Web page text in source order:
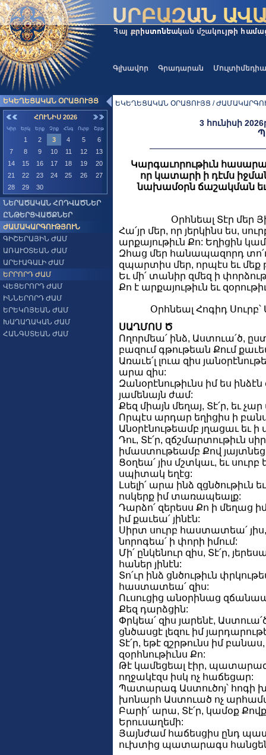
Գլխավոր Գրադարան Մուլտիմեդիա
ԵԿԵՂԵՑԱԿԱՆ ՕՐԱՑՈՒՅՑ
ՀՈՒՆԻՍ 2026
Կիր Երկ Երք Չրք Հնգ Ուրբ Շբթ
1 2 3 4 5
6
7
8 9 10 11 12
13
14
15 16 17 18 19
20
21
22 23 24 25 26
27
28
29 30
ՆԵՐԱԾԱԿԱՆ ՀՈԴՎԱԾՆԵՐ
ԸՆԹԵՐՑՎԱԾՔՆԵՐ
ԺԱՄԱԿԱՐԳՈՒԹՅՈՒՆ
ԳԻՇԵՐԱՅԻՆ ԺԱՄ
ԱՌԱՒՕՏԵԱՆ ԺԱՄ
ԱՐԵՒԱԳԱԼԻ ԺԱՄ
ԵՐՐՈՐԴ ԺԱՄ
ՎԵՑԵՐՈՐԴ ԺԱՄ
ԻՆՆԵՐՈՐԴ ԺԱՄ
ԵՐԵԿՈՅԵԱՆ ԺԱՄ
ԽԱՂԱՂԱԿԱՆ ԺԱՄ
ՀԱՆԳՍՏԵԱՆ ԺԱՄ
ԵԿԵՂԵՑԱԿԱՆ ՕՐԱՑՈՒՅՑ /
3 հունիսի
Կարգաւորութիւն
որ կատարի ի դէմս իջման
նախամօրն ճաշակման
Օրհնեալ Տէր մեր
Հա՛յր մեր, որ յերկինս ես,
արքայութիւն Քո: Եղիցին
Զհաց մեր հանապազորդ
զպարտիս մեր, որպէս եւ
Եւ մի՛ տանիր զմեզ ի
Քո է արքայութիւն եւ
Օրհնեալ Հոգիդ
ՍԱՂՄՈՍ Ծ
Ողորմեա՛ ինձ, Աստուա՛ծ,
բազում գթութեան Քում
Առաւե՛լ լուա զիս
արա զիս:
Զանօրէնութիւնս իմ ես
յամենայն ժամ:
Քեզ միայն մեղայ, Տէ՛ր, եւ
Որպէս արդար եղիցիս ի
Անօրէնութեամբ յղացաւ եւ ի
Դու, Տէ՛ր, զճշմարտութիւն
իմաստութեամբ Քով
Ցօղեա՛ յիս մշտկաւ, եւ սուրբ
սպիտակ եղէց:
Լսելի՛ արա ինձ զցնծութիւն
ոսկերք իմ տառապեալք:
Դարձո՛ զերեսս Քո ի մեղաց
իմ քաւեա՛ յինէն:
Սիրտ սուրբ հաստատեա՛ յիս,
նորոգեա՛ ի փորի իմում:
Մի՛ ընկենուր զիս, Տէ՛ր,
հաներ յինէն:
Տո՛ւր ինձ ցնծութիւն
հաստատեա՛ զիս:
Ուսուցից անօրինաց
Քեզ դարձցին:
Փրկեա՛ զիս յարենէ,
ցնծասցէ լեզու իմ
Տէ՛ր, եթէ զշրթունս իմ
զօրհնութիւնս Քո:
Թէ կամեցեալ էիր,
ողջակէզս իսկ ոչ հաճեցար:
Պատարագ Աստուծոյ՝ հոգի
խոնարհ Աստուած ոչ
Բարի՛ արա, Տէ՛ր, կամօք
Երուսաղեմի:
Յայնժամ հաճեսցիս ընդ
ուխտից պատարագս հանցեն